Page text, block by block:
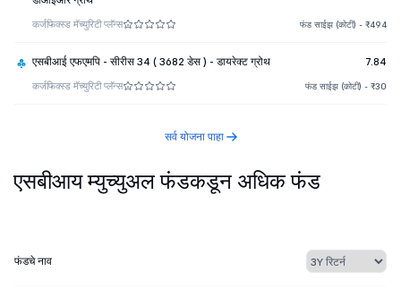
कर्जफिक्स्ड मॅच्युरिटी प्लॅन्स फंड साईझ (कोटी) - ₹494
एसबीआई एफएमपि - सीरीस 34 ( 3682 डेस ) - डायरेक्ट ग्रोथ 7.84
कर्जफिक्स्ड मॅच्युरिटी प्लॅन्स फंड साईझ (कोटी) - ₹30
सर्व योजना पाहा
एसबीआय म्युच्युअल फंडकडून अधिक फंड
फंडचे नाव